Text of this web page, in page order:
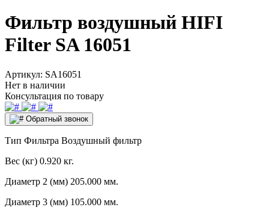
Фильтр воздушный HIFI
Filter SA 16051
Артикул: SA16051
Нет в наличии
Консультация по товару
Обратный звонок
Тип Фильтра Воздушный фильтр
Вес (кг) 0.920 кг.
Диаметр 2 (мм) 205.000 мм.
Диаметр 3 (мм) 105.000 мм.